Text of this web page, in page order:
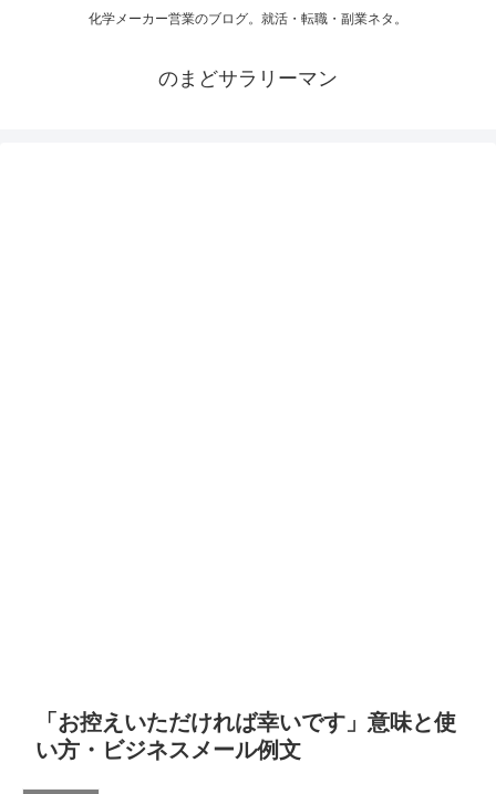
化学メーカー営業のブログ。就活・転職・副業ネタ。
のまどサラリーマン
「お控えいただければ幸いです」意味と使
い方・ビジネスメール例文